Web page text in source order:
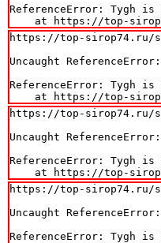
ReferenceError: Tygh is
at https://top-
https://top-sirop74.ru/
Uncaught
ReferenceError: Tygh is
at https://top-
https://top-sirop74.ru/
Uncaught
ReferenceError: Tygh is
at https://top-
https://top-sirop74.ru/
Uncaught
ReferenceError: Tygh is